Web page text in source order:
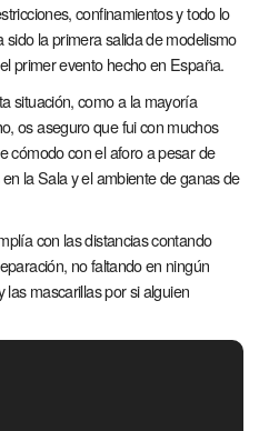
confinamientos y todo lo
la primera salida de modelismo
primer evento hecho en España.
situación, como a la mayoría
os aseguro que fui con muchos
cómodo con el aforo a pesar de
la Sala y el ambiente de ganas de
con las distancias contando
no faltando en ningún
mascarillas por si alguien